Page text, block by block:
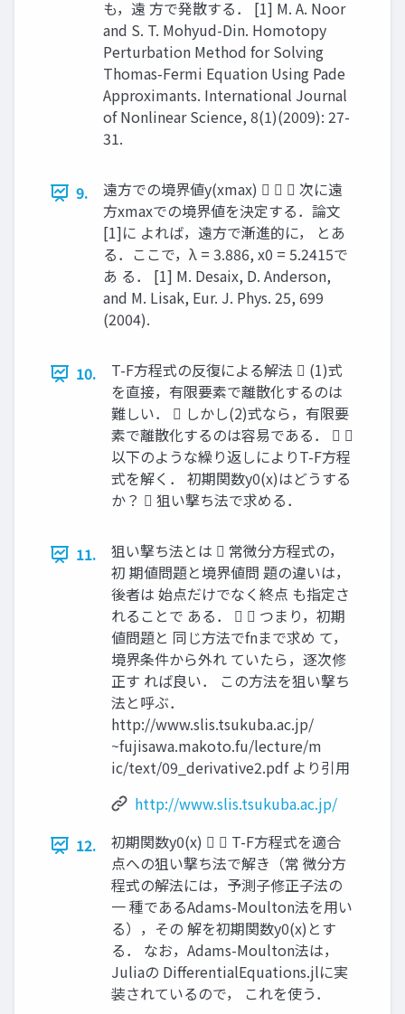
も，遠 方で発散する． [1] M. A. Noor
and S. T. Mohyud-Din. Homotopy
Perturbation Method for Solving
Thomas-Fermi Equation Using Pade
Approximants. International Journal
of Nonlinear Science, 8(1)(2009): 27-
31.
9.
遠方での境界値y(xmax)    次に遠
方xmaxでの境界値を決定する．論文
[1]に よれば，遠方で漸進的に， とあ
る．ここで，λ = 3.886, x0 = 5.2415で
あ る． [1] M. Desaix, D. Anderson,
and M. Lisak, Eur. J. Phys. 25, 699
(2004).
10.
T-F方程式の反復による解法  (1)式
を直接，有限要素で離散化するのは
難しい．  しかし(2)式なら，有限要
素で離散化するのは容易である．  
以下のような繰り返しによりT-F方程
式を解く． 初期関数y0(x)はどうする
か？  狙い撃ち法で求める．
11.
狙い撃ち法とは  常微分方程式の，
初 期値問題と境界値問 題の違いは，
後者は 始点だけでなく終点 も指定さ
れることで ある．   つまり，初期
値問題と 同じ方法でfnまで求め て，
境界条件から外れ ていたら，逐次修
正す れば良い． この方法を狙い撃ち
法と呼ぶ．
http://www.slis.tsukuba.ac.jp/
~fujisawa.makoto.fu/lecture/m
ic/text/09_derivative2.pdf より引用
http://www.slis.tsukuba.ac.jp/
12.
初期関数y0(x)   T-F方程式を適合
点への狙い撃ち法で解き（常 微分方
程式の解法には，予測子修正子法の
一 種であるAdams-Moulton法を用い
る），その 解を初期関数y0(x)とす
る． なお，Adams-Moulton法は，
Juliaの DifferentialEquations.jlに実
装されているので， これを使う．